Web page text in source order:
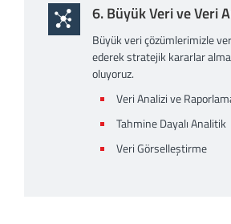
6. Büyük Veri ve Veri
Büyük veri çözümlerimizle
ederek stratejik kararlar
oluyoruz.
Veri Analizi ve
Tahmine Dayalı Analitik
Veri Görselleştirme